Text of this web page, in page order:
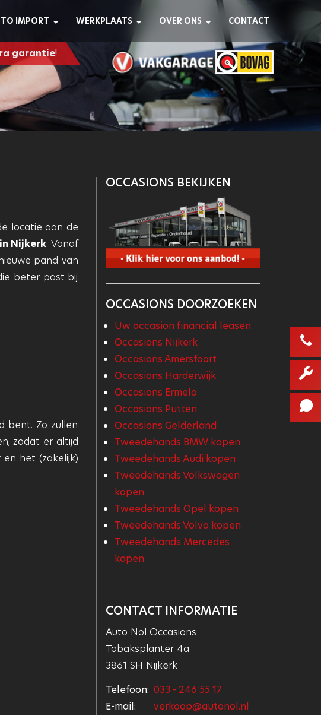
IMPORT WERKPLAATS OVER ONS CONTACT
garantie!
locatie aan de
Nijkerk. Vanaf
pand van
beter past bij
bent. Zo zullen
zodat er altijd
het (zakelijk)
OCCASIONS BEKIJKEN
OCCASIONS DOORZOEKEN
Uw occasion financial leasen
Occasions Nijkerk
Occasions Amersfoort
Occasions Harderwijk
Occasions Ermelo
Occasions Putten
Occasions Gelderland
Tweedehands BMW kopen
Tweedehands Audi kopen
Tweedehands Volkswagen
kopen
Tweedehands Opel kopen
Tweedehands Volvo kopen
Tweedehands Mercedes
kopen
CONTACT INFORMATIE
Auto Nol Occasions
Tabaksplanter 4a
3861 SH Nijkerk
Telefoon: 033 - 246 55 17
E-mail:
verkoop@autonol.nl